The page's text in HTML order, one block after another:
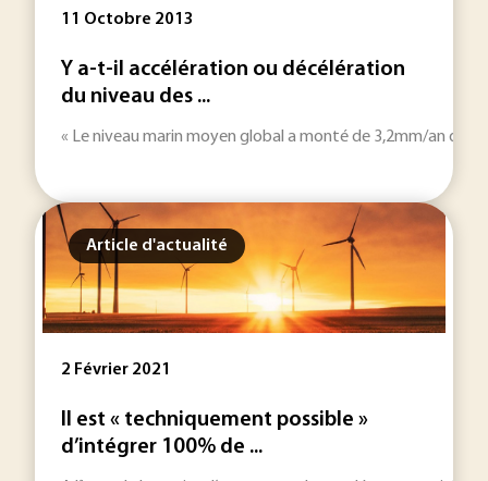
11 Octobre 2013
Y a-t-il accélération ou décélération
du niveau des ...
« Le niveau marin moyen global a monté de 3,2mm/an
Article d'actualité
2 Février 2021
Il est « techniquement possible »
d’intégrer 100% de ...